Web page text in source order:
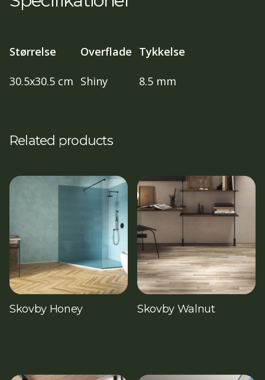
Størrelse Overflade Tykkelse
30.5x30.5 cm Shiny 8.5 mm
Related products
Skovby Honey Skovby Walnut